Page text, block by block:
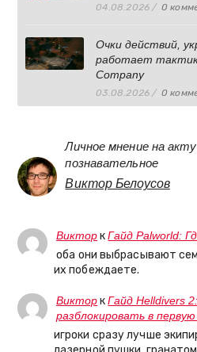
04.08.2026 / 0
Очки действий,
работает
Company
03.08.2026 / 0
Личное мнение на
познавательное
Виктор Белоусов
ВикторкГайд Palworld:
оба они выбрасывают
их побеждаете.
ВикторкГайд Helldivers
разблокировать в первую
игроки сразу лучше